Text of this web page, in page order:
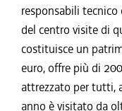
responsabili
del centro visite di
costituisce un
euro, offre più di
attrezzato per tutti,
anno è visitato da